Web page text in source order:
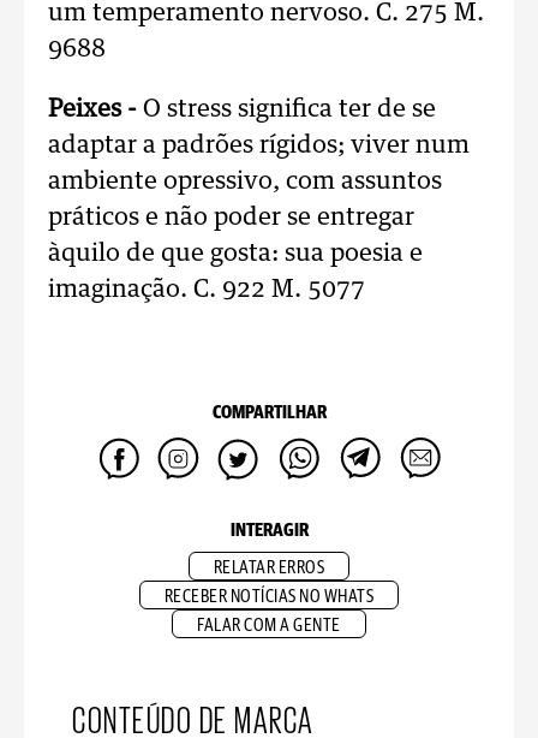
um temperamento nervoso. C. 275 M.
9688
Peixes - O stress significa ter de se
adaptar a padrões rígidos; viver num
ambiente opressivo, com assuntos
práticos e não poder se entregar
àquilo de que gosta: sua poesia e
imaginação. C. 922 M. 5077
COMPARTILHAR
INTERAGIR
RELATAR ERROS
RECEBER NOTÍCIAS NO WHATS
FALAR COM A GENTE
CONTEÚDO DE MARCA